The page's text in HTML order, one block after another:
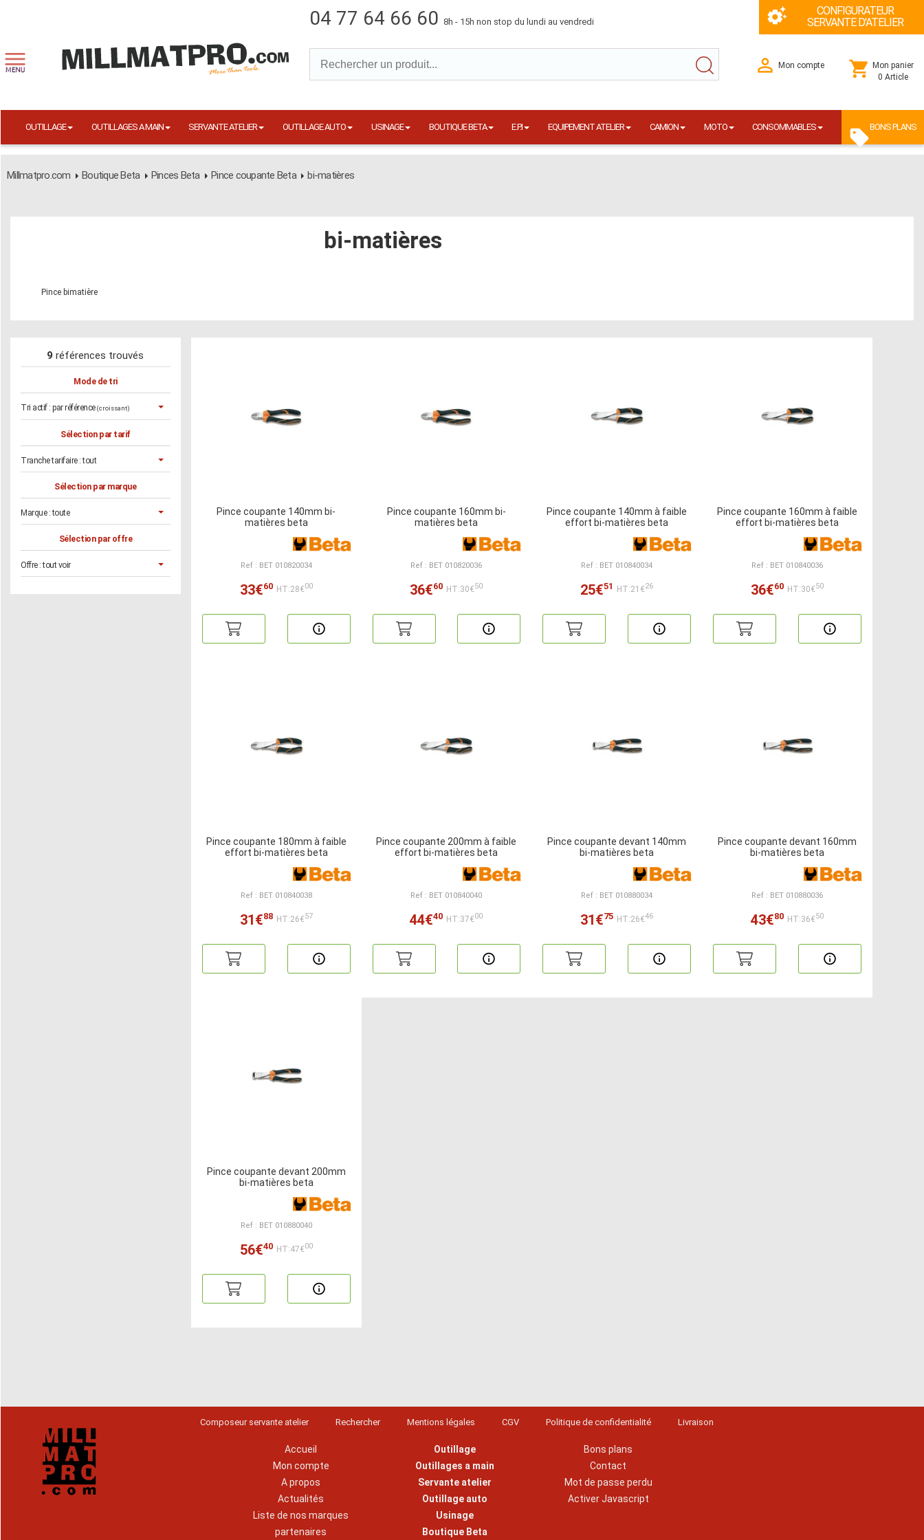
04 77 64 66 60 8h - 15h non stop du lundi au vendredi
CONFIGURATEUR
SERVANTE D'ATELIER
Mon compte
Mon panier
0 Article
OUTILLAGE OUTILLAGES A MAIN SERVANTE ATELIER OUTILLAGE AUTO USINAGE BOUTIQUE BETA E.P.I EQUIPEMENT ATELIER CAMION MOTO CONSOMMABLES BONS PLANS
Millmatpro.com Boutique Beta Pinces Beta Pince coupante Beta bi-matières
bi-matières
Pince bimatière
9 références trouvés
Mode de tri
Tri actif : par référence (croissant)
Sélection par tarif
Tranche tarifaire :tout
Sélection par marque
Marque :toute
Sélection par offre
Offre :tout voir
Pince coupante 140mm bi-
matières beta
Ref : BET 010820034
33€60 HT:28€00
Pince coupante 160mm bi-
matières beta
Ref : BET 010820036
36€60 HT:30€50
Pince coupante 140mm à faible
effort bi-matières beta
Ref : BET 010840034
25€51 HT:21€26
Pince coupante 160mm à faible
effort bi-matières beta
Ref : BET 010840036
36€60 HT:30€50
Pince coupante 180mm à faible
effort bi-matières beta
Ref : BET 010840038
31€88 HT:26€57
Pince coupante 200mm à faible
effort bi-matières beta
Ref : BET 010840040
44€40 HT:37€00
Pince coupante devant 140mm
bi-matières beta
Ref : BET 010880034
31€75 HT:26€46
Pince coupante devant 160mm
bi-matières beta
Ref : BET 010880036
43€80 HT:36€50
Pince coupante devant 200mm
bi-matières beta
Ref : BET 010880040
56€40 HT:47€00
Composeur servante atelier Rechercher Mentions légales CGV Politique de confidentialité Livraison
Accueil
Mon compte
A propos
Actualités
Liste de nos marques
partenaires
Outillage
Outillages a main
Servante atelier
Outillage auto
Usinage
Boutique Beta
Bons plans
Contact
Mot de passe perdu
Activer Javascript